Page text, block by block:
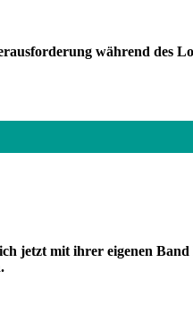
während
jetzt mit ihrer eigenen